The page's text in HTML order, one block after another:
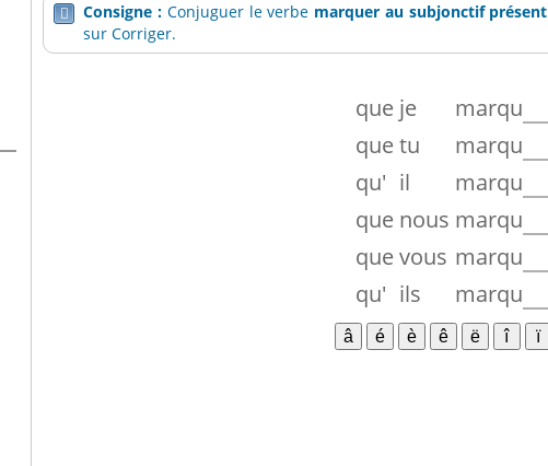
 Consigne : Conjuguer le verbe marquer au subjonctif présent
sur Corriger.
que je
marqu
quetu
marqu
qu' il
marqu
que nous marqu
quevous marqu
qu' ils marqu